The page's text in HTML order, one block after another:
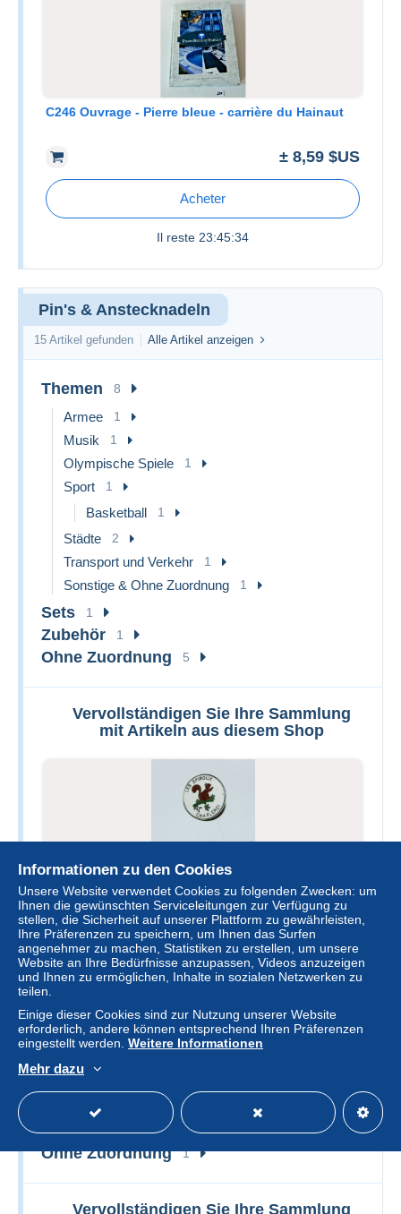
C246 Ouvrage - Pierre bleue - carrière du Hainaut
± 8,59 $US
Acheter
Il reste 23:45:34
Pin's & Anstecknadeln
15 Artikel gefunden Alle Artikel anzeigen
Themen 8
Armee 1
Musik 1
Olympische Spiele 1
Sport 1
Basketball 1
Städte 2
Transport und Verkehr 1
Sonstige & Ohne Zuordnung 1
Sets 1
Zubehör 1
Ohne Zuordnung 5
Vervollständigen Sie Ihre Sammlung
mit Artikeln aus diesem Shop
C86 Ancien pins - Spiroux de Charleroi
± 2,58 $US
Acheter
Telefonkarten
Alle Artikel anzeigen
Ohne Zuordnung 1
Vervollständigen Sie Ihre Sammlung
Informationen zu den Cookies
Unsere Website verwendet Cookies zu folgenden Zwecken: um
Ihnen die gewünschten Serviceleitungen zur Verfügung zu
stellen, die Sicherheit auf unserer Plattform zu gewährleisten,
Ihre Präferenzen zu speichern, um Ihnen das Surfen
angenehmer zu machen, Statistiken zu erstellen, um unsere
Website an Ihre Bedürfnisse anzupassen, Videos anzuzeigen
und Ihnen zu ermöglichen, Inhalte in sozialen Netzwerken zu
teilen.
Einige dieser Cookies sind zur Nutzung unserer Website
erforderlich, andere können entsprechend Ihren Präferenzen
eingestellt werden. Weitere Informationen
Mehr dazu